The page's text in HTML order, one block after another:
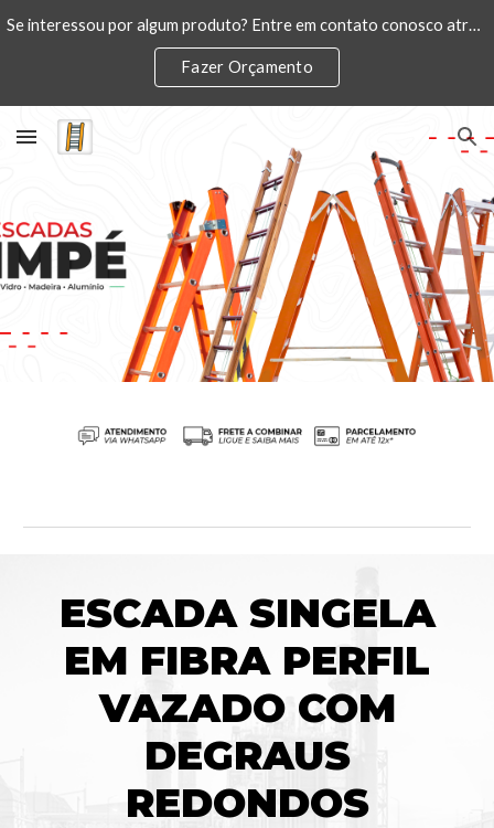
Skip to main content
Se interessou por algum produto? Entre em contato conosco através do link do WhatsApp.
Fazer Orçamento
ESCADA SINGELA
EM FIBRA PERFIL
VAZADO COM
DEGRAUS
REDONDOS